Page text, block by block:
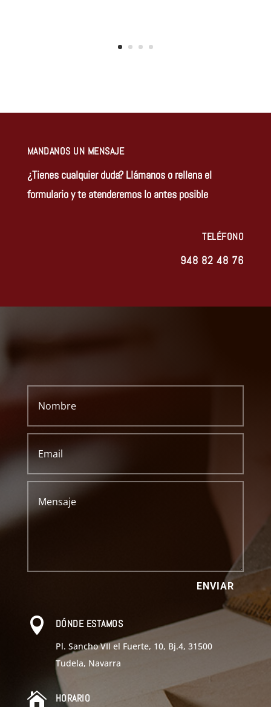
MANDANOS UN MENSAJE
¿Tienes cualquier duda? Llámanos o rellena el
formulario y te atenderemos lo antes posible
TELÉFONO
948 82 48 76
ENVIAR
 DÓNDE ESTAMOS
Pl. Sancho VII el Fuerte, 10, Bj.4, 31500
Tudela, Navarra
 HORARIO